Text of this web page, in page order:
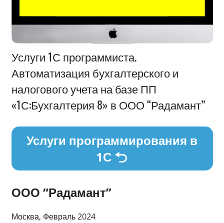
Информация
Услуги 1С программиста.
Автоматизация бухгалтерского и
налогового учета на базе ПП
«1С:Бухгалтерия 8» в ООО “Радамант”
Услуги программирования в
1С
ООО “Радамант”
Москва, Февраль 2024